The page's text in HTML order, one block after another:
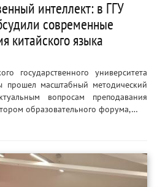
интеллект: в ГГУ
современные
китайского языка
государственного университета
масштабный методический
вопросам преподавания
образовательного форума,…